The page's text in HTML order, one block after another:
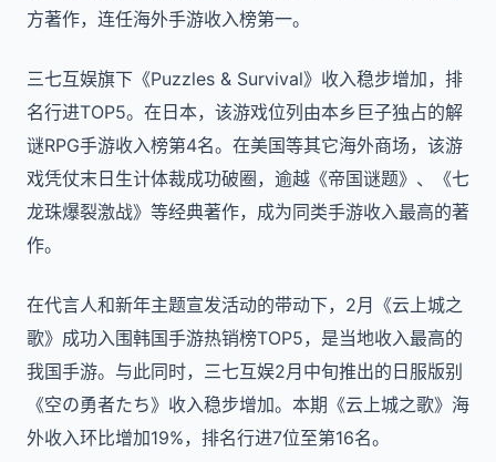
方著作，连任海外手游收入榜第一。
三七互娱旗下《Puzzles & Survival》收入稳步增加，排
名行进TOP5。在日本，该游戏位列由本乡巨子独占的解
谜RPG手游收入榜第4名。在美国等其它海外商场，该游
戏凭仗末日生计体裁成功破圈，逾越《帝国谜题》、《七
龙珠爆裂激战》等经典著作，成为同类手游收入最高的著
作。
在代言人和新年主题宣发活动的带动下，2月《云上城之
歌》成功入围韩国手游热销榜TOP5，是当地收入最高的
我国手游。与此同时，三七互娱2月中旬推出的日服版别
《空の勇者たち》收入稳步增加。本期《云上城之歌》海
外收入环比增加19%，排名行进7位至第16名。